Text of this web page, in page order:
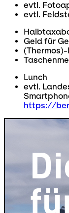
evtl.
evtl.
Geld für
Lunch
evtl.
https://